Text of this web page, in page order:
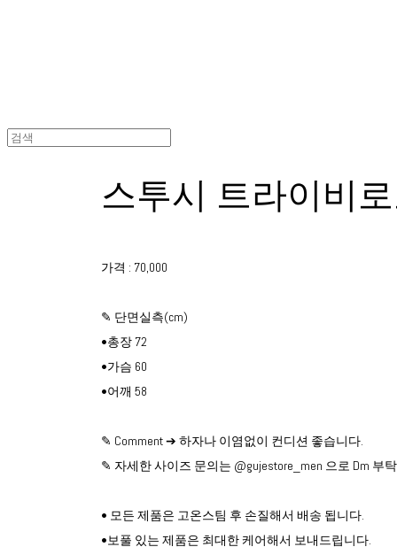
스투시 트라이비
가격 : 70,000
✎ 단면실측(cm)
•총장 72
•가슴 60
•어깨 58
✎ Comment ➔ 하자나 이염없이 컨디션 좋습니다.
✎ 자세한 사이즈 문의는 @gujestore_men 으로 Dm 부
• 모든 제품은 고온스팀 후 손질해서 배송 됩니다.
•보풀 있는 제품은 최대한 케어해서 보내드립니다.